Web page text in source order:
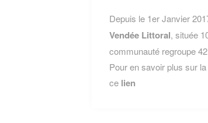
Depuis le 1er Janvier
Vendée Littoral, située
communauté regroupe
Pour en savoir plus sur
ce lien